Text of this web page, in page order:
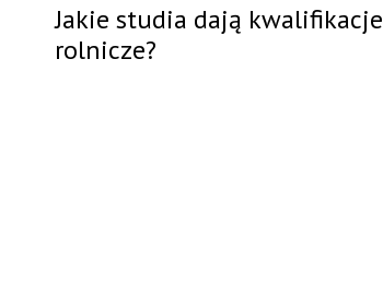
Jakie studia dają kwalifikacje
rolnicze?